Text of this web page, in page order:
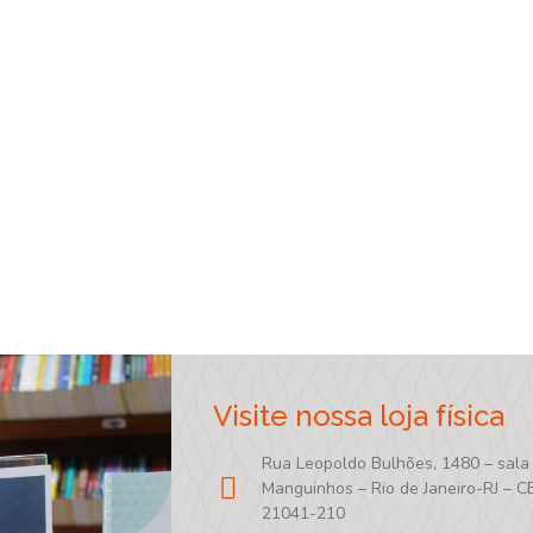
Visite nossa loja física
Rua Leopoldo Bulhões, 1480 – sala
Manguinhos – Rio de Janeiro-RJ –
21041-210